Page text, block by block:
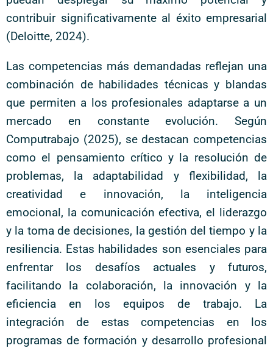
contribuir significativamente al éxito empresarial
(Deloitte, 2024).
Las competencias más demandadas reflejan una
combinación de habilidades técnicas y blandas
que permiten a los profesionales adaptarse a un
mercado en constante evolución. Según
Computrabajo (2025), se destacan competencias
como el pensamiento crítico y la resolución de
problemas, la adaptabilidad y flexibilidad, la
creatividad e innovación, la inteligencia
emocional, la comunicación efectiva, el liderazgo
y la toma de decisiones, la gestión del tiempo y la
resiliencia. Estas habilidades son esenciales para
enfrentar los desafíos actuales y futuros,
facilitando la colaboración, la innovación y la
eficiencia en los equipos de trabajo. La
integración de estas competencias en los
programas de formación y desarrollo profesional